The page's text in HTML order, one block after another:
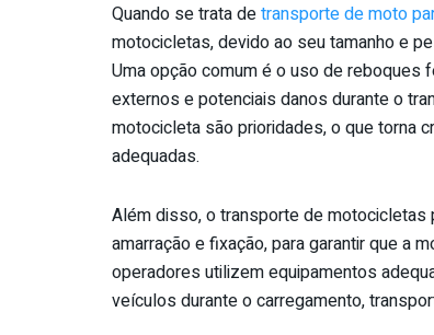
Quando se trata detransporte de moto
motocicletas, devido ao seu tamanho e
Uma opção comum é o uso de
externos e potenciais danos durante o
motocicleta são prioridades, o que torna
adequadas.
Além disso, o transporte de
amarração e fixação, para garantir que a
operadores utilizem equipamentos
veículos durante o carregamento,